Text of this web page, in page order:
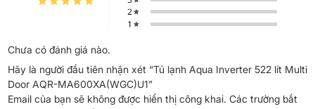
*Hình ảnh chỉ mang tính chất minh họa
Công nghệ tiết kiệm điện
Chưa có đánh giá nào.
Hãy là người đầu tiên nhận xét “Tủ lạnh Aqua Inverter 522 lít Multi
Door AQR-MA600XA(WGC)U1”
Email của bạn sẽ không được hiển thị công khai. Các trường bắt